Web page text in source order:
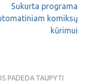
Sukurta programa
komiksų
kūrimui
PADEDA TAUPYTI